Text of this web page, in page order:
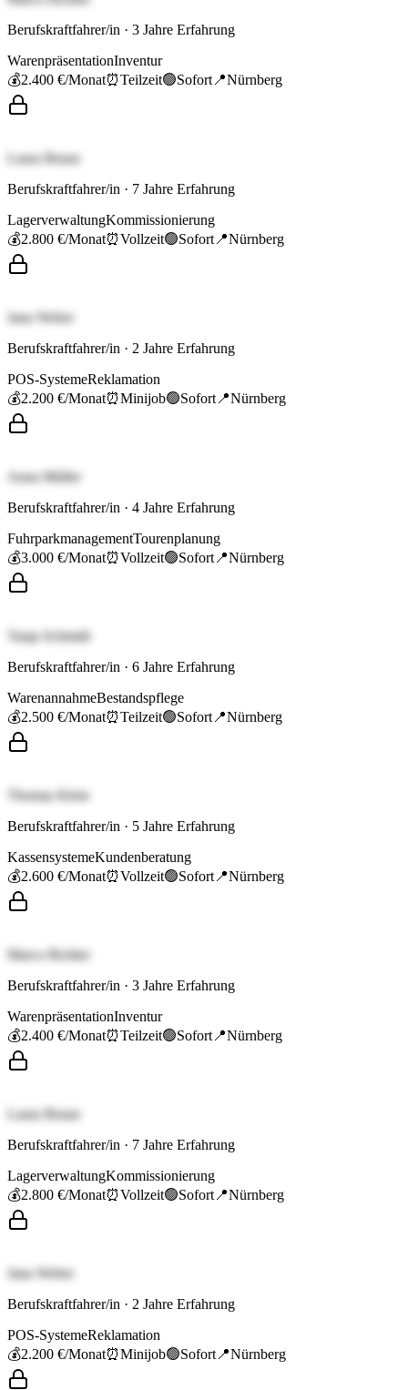
Berufskraftfahrer/in · 3 Jahre Erfahrung
WarenpräsentationInventur
💰2.400 €/Monat⏰Teilzeit🟢Sofort 📍Nürnberg
Laura Braun
Berufskraftfahrer/in · 7 Jahre Erfahrung
LagerverwaltungKommissionierung
💰2.800 €/Monat⏰Vollzeit🟢Sofort 📍Nürnberg
Jana Weber
Berufskraftfahrer/in · 2 Jahre Erfahrung
POS-SystemeReklamation
💰2.200 €/Monat⏰Minijob🟢Sofort 📍Nürnberg
Anna Müller
Berufskraftfahrer/in · 4 Jahre Erfahrung
FuhrparkmanagementTourenplanung
💰3.000 €/Monat⏰Vollzeit🟢Sofort 📍Nürnberg
Tanja Schmidt
Berufskraftfahrer/in · 6 Jahre Erfahrung
WarenannahmeBestandspflege
💰2.500 €/Monat⏰Teilzeit🟢Sofort 📍Nürnberg
Thomas Klein
Berufskraftfahrer/in · 5 Jahre Erfahrung
KassensystemeKundenberatung
💰2.600 €/Monat⏰Vollzeit🟢Sofort 📍Nürnberg
Marco Richter
Berufskraftfahrer/in · 3 Jahre Erfahrung
WarenpräsentationInventur
💰2.400 €/Monat⏰Teilzeit🟢Sofort 📍Nürnberg
Laura Braun
Berufskraftfahrer/in · 7 Jahre Erfahrung
LagerverwaltungKommissionierung
💰2.800 €/Monat⏰Vollzeit🟢Sofort 📍Nürnberg
Jana Weber
Berufskraftfahrer/in · 2 Jahre Erfahrung
POS-SystemeReklamation
💰2.200 €/Monat⏰Minijob🟢Sofort 📍Nürnberg